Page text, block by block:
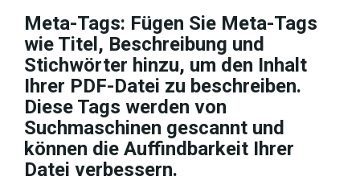
Meta-Tags: Fügen Sie Meta-Tags
wie Titel, Beschreibung und
Stichwörter hinzu, um den Inhalt
Ihrer PDF-Datei zu beschreiben.
Diese Tags werden von
Suchmaschinen gescannt und
können die Auffindbarkeit Ihrer
Datei verbessern.